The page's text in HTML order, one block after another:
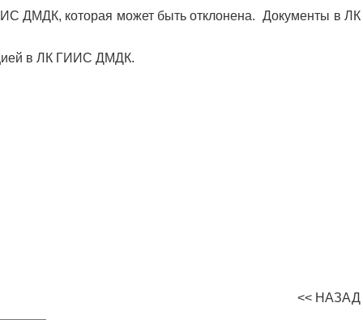
ДМДК, которая может быть отклонена. Документы в ЛК
в ЛК ГИИС ДМДК.
<< НАЗАД